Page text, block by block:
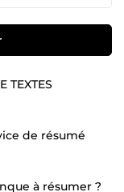
TEXTES
de résumé
à résumer ?